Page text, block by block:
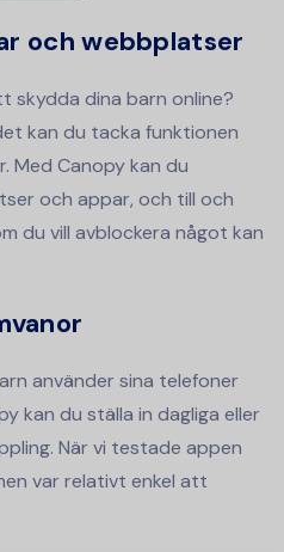
och webbplatser
skydda dina barn online?
kan du tacka funktionen
Med Canopy kan du
och appar, och till och
du vill avblockera något kan
använder sina telefoner
kan du ställa in dagliga eller
När vi testade appen
var relativt enkel att